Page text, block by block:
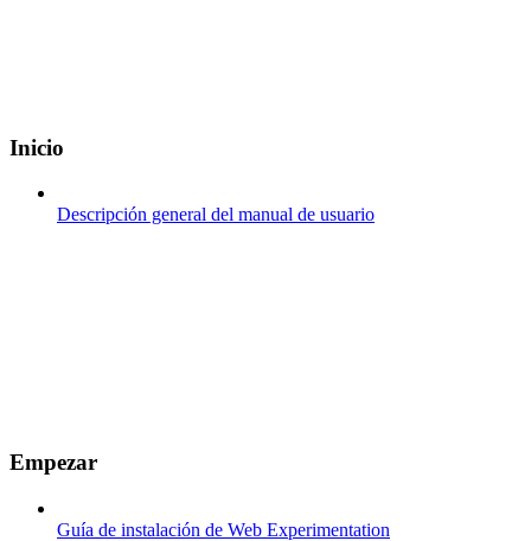
Inicio
Descripción general del manual de usuario
Empezar
Guía de instalación de Web Experimentation